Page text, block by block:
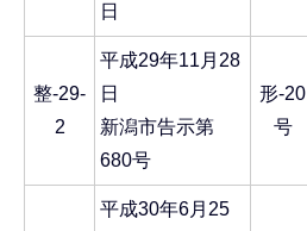
日
整-29-
2
平成29年11月28
日
新潟市告示第
680号
形-20
号
平成30年6月25